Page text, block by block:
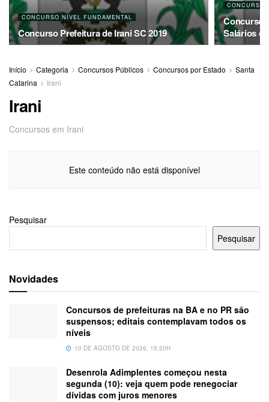
CONCURSO NÍVEL FUNDAMENTAL
Concurso Prefeitura de Irani SC 2019
CONCURSO
Concurso
Salários
Início Categoria Concursos Públicos Concursos por Estado
Santa
Catarina
Irani
Irani
Concursos em Irani
Este conteúdo não está disponível
Pesquisar
Pesquisar
Novidades
Concursos de prefeituras na BA e no PR são
suspensos; editais contemplavam todos os
níveis
10 DE AGOSTO DE 2026, 15:20H
Desenrola Adimplentes começou nesta
segunda (10): veja quem pode renegociar
dívidas com juros menores